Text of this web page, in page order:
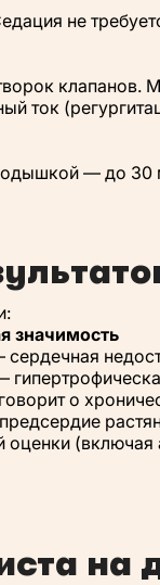
не
ток
одышкой — до 30
значимость
о
на